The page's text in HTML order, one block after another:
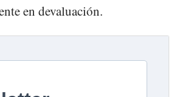
en devaluación.